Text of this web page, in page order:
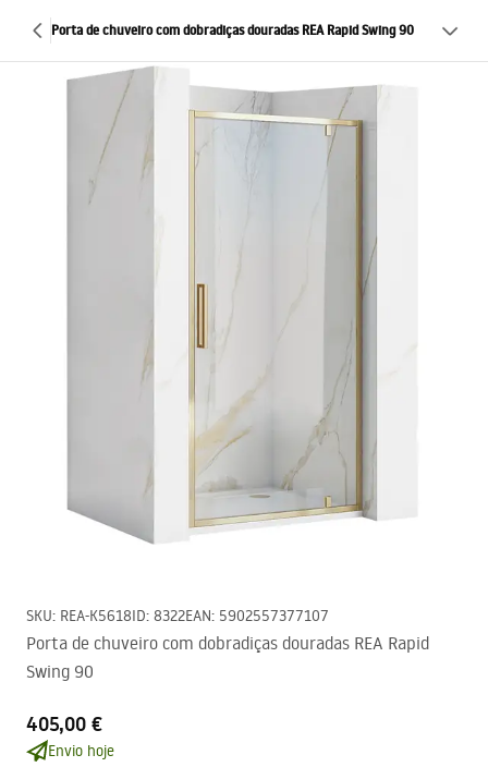
Porta de chuveiro com dobradiças douradas REA Rapid Swing 90
SKU: REA-K5618ID: 8322EAN: 5902557377107
Porta de chuveiro com dobradiças douradas REA Rapid
Swing 90
405,00 €
Envio hoje